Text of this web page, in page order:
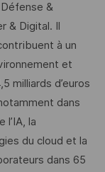
&
Digital. Il
à un
et
milliards d’euros
dans
l’IA, la
du cloud et la
dans 65